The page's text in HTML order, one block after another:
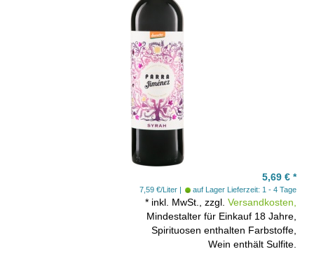
5,69 € *
7,59 €/Liter auf Lager Lieferzeit: 1 - 4 Tage
* inkl. MwSt., zzgl. Versandkosten,
Mindestalter für Einkauf 18 Jahre,
Spirituosen enthalten Farbstoffe,
Wein enthält Sulfite.